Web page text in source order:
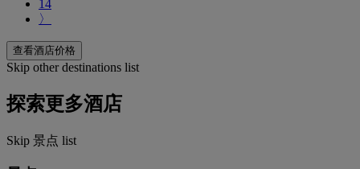
14
〉
查看酒店价格
Skip other destinations list
探索更多酒店
Skip 景点 list